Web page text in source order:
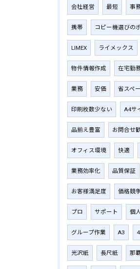
会社経営 最短 事
携帯 コピー機選びの
LIMEX ライメックス
物件情報作成 在宅勤
業務 安価 省スペ
印刷枚数少ない A4サ
品揃え豊富 お問合せ
オフィス環境 快適
業務効率化 品質保証
お客様満足度 価格競
プロ サポート 個
グループ作業 A3
光沢紙 長尺紙 那